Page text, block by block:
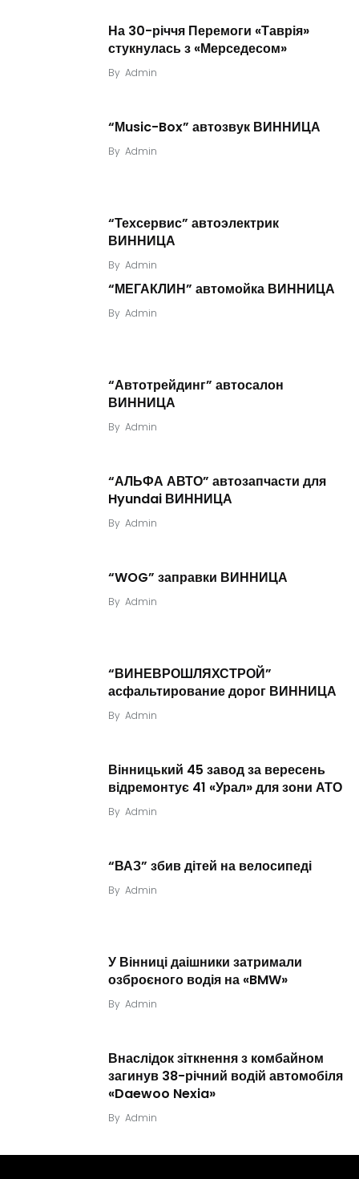
На 30-річчя Перемоги «Таврія»
стукнулась з «Мерседесом»
By Admin
“Мusic-Box” автозвук ВИННИЦА
By Admin
“Техсервис” автоэлектрик
ВИННИЦА
By Admin
“МЕГАКЛИН” автомойка ВИННИЦА
By Admin
“Автотрейдинг” автосалон
ВИННИЦА
By Admin
“АЛЬФА АВТО” автозапчасти для
Hyundai ВИННИЦА
By Admin
“WOG” заправки ВИННИЦА
By Admin
“ВИНЕВРОШЛЯХСТРОЙ”
асфальтирование дорог ВИННИЦА
By Admin
Вінницький 45 завод за вересень
відремонтує 41 «Урал» для зони АТО
By Admin
“ВАЗ” збив дітей на велосипеді
By Admin
У Вінниці даішники затримали
озброєного водія на «BMW»
By Admin
Внаслідок зіткнення з комбайном
загинув 38-річний водій автомобіля
«Daewoo Nexia»
By Admin